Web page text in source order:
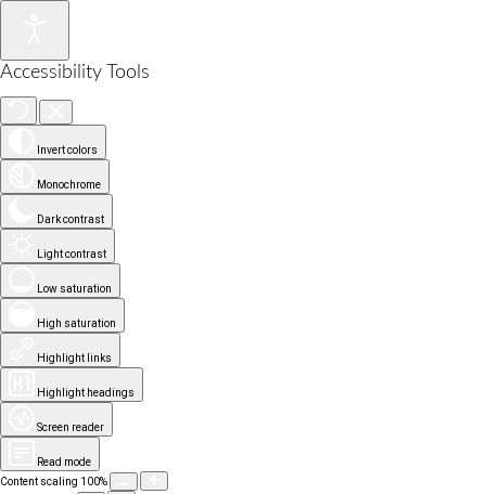
Accessibility Tools
Invert colors
Monochrome
Dark contrast
Light contrast
Low saturation
High saturation
Highlight links
Highlight headings
Screen reader
Read mode
Content scaling 100%